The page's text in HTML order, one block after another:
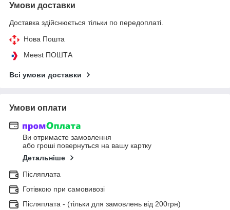
Умови доставки
Доставка здійснюється тільки по передоплаті.
Нова Пошта
Meest ПОШТА
Всі умови доставки
Умови оплати
Ви отримаєте замовлення
або гроші повернуться на вашу картку
Детальніше
Післяплата
Готівкою при самовивозі
Післяплата - (тільки для замовлень від 200грн)